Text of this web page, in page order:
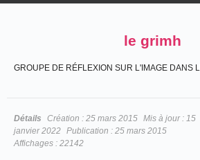
le grimh
GROUPE DE RÉFLEXION SUR L'IMAGE DANS
Détails Création : 25 mars 2015 Mis à jour : 15
janvier 2022 Publication : 25 mars 2015
Affichages : 22142